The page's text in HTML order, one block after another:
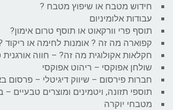
חידוש מטבח או שיפוץ מטבח ?
עבודות אלומיניום
תוסף פרי וורקאוט או תוסף טרום אימון?
קפוארה מה זה ? אומנות לחימה או ריקוד
חקלאות אקולוגית מה זה? – חווה אורגנית
שולחן אפוקסי – ריהוט אפוקסי
חברות פירסום – שיווק דיגיטלי – פרסום
תוספי תזונה, ויטמינים ומוצרים טבעיים
מטבחי יוקרה